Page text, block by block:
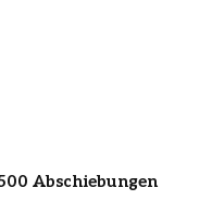
Abschiebungen